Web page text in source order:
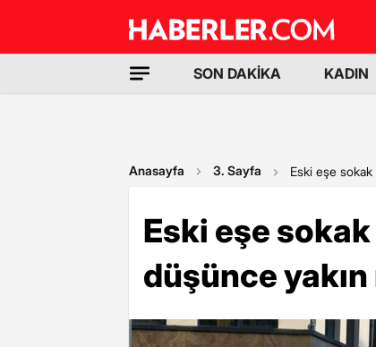
SON DAKİKA KADIN
Anasayfa 3. Sayfa Eski eşe
Eski eşe
düşünce